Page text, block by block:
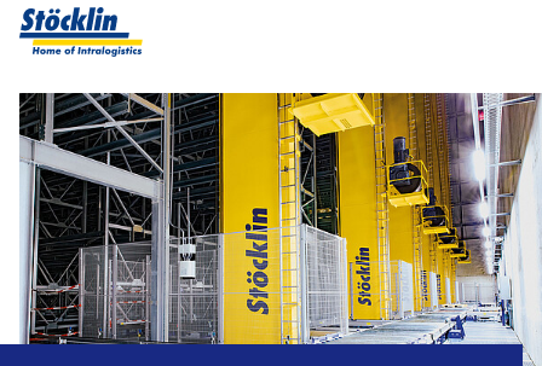
Show convenient version of this site
Don't show this message again